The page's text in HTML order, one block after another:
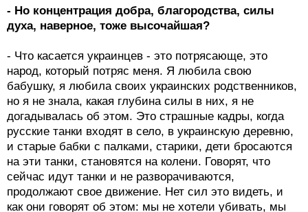
- Но концентрация добра, благородства, силы
духа, наверное, тоже высочайшая?
- Что касается украинцев - это потрясающе, это
народ, который потряс меня. Я любила свою
бабушку, я любила своих украинских родственников,
но я не знала, какая глубина силы в них, я не
догадывалась об этом. Это страшные кадры, когда
русские танки входят в село, в украинскую деревню,
и старые бабки с палками, старики, дети бросаются
на эти танки, становятся на колени. Говорят, что
сейчас идут танки и не разворачиваются,
продолжают свое движение. Нет сил это видеть, и
как они говорят об этом: мы не хотели убивать, мы